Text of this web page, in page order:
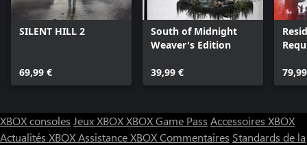
SILENT HILL 2
69,99 €
South of Midnight
Weaver's Edition
39,99 €
XBOX consoles Jeux XBOXXBOX Game Pass Accessoires XBOX
Actualités XBOXAssistance XBOXCommentaires Standards de la